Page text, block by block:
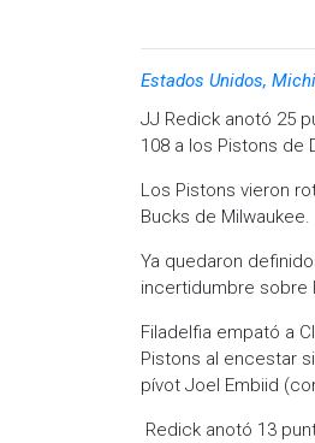
Estados Unidos,
JJ Redick anotó 25
108 a los Pistons de
Los Pistons vieron
Bucks de Milwaukee.
Ya quedaron
incertidumbre sobre
Filadelfia empató a
Pistons al encestar
pívot Joel Embiid
Redick anotó 13